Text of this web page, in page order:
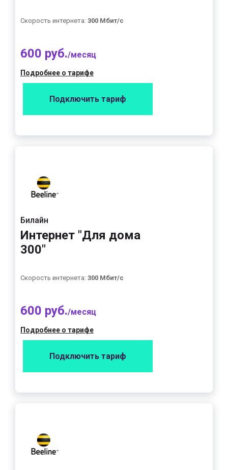
Скорость интернета: 300 Мбит/с
600 руб./месяц
Подробнее о тарифе
Подключить тариф
Билайн
Интернет "Для дома
300"
Скорость интернета: 300 Мбит/с
600 руб./месяц
Подробнее о тарифе
Подключить тариф